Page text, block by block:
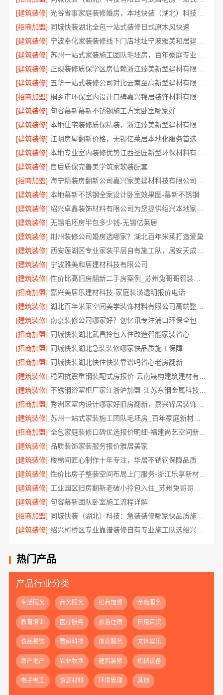
[建筑装修]
[招商加盟] 同城快装湖北全包一站式装修日式原木风快速
[建筑装修]
宁波奉化家装装修线下门店地址宁波雅美和居建材科技有限公司
[建筑装修]
[建筑装修]
[建筑装修]
[招商加盟]
[建筑装修] 句容慕新慕新不锈钢施工方案卧室哪家好
[建筑装修]
[建筑装修] 江阴房屋翻新价格，无锡亿莱居本地化服务首选
[建筑装修]
[建筑装修] 售后质保完善美学筑家软装配套
[招商加盟]
[建筑装修] 本地慕新不锈钢全案设计卧室效果图-慕新不锈钢
[建筑装修]
[建筑装修] 无锡毛坯房半包多少钱-无锡亿莱居
[建筑装修] 荆州装修公司婚房选哪家？湖北百年米莱打造爱巢
[建筑装修]
西安莲湖区专业家装平层自有施工队，居安天成精工细作
[建筑装修] 宁波雅美和居建材科技有限公司
[建筑装修]
性价比高旧房翻新二手房案例_苏州兔哥哥智装新材料有限公司
[招商加盟] 嘉兴美居乐建材科技-家庭装潢透明报价电话
[建筑装修]
湖北百年米莱空间美学装饰材料有限公司高端整家装修老房
[建筑装修] 南京装修公司哪家好？创亿讯专注浦口环保全包
[招商加盟] 同城快装湖北武昌拎包入住改造智能家装省心
[招商加盟] 同城快装湖北急装装修哪家快品质施工保障
[招商加盟] 同城快装湖北快住快装靠谱吗省心老房翻新
[建筑装修]
[建筑装修]
[招商加盟]
秀洲区室内设计哪家好旧房翻新，嘉兴锦居装饰材料有限公司
[建筑装修]
苏州一站式家装施工团队毛坯房_百年豪庭新材料全案
[招商加盟]
全包家庭装修口碑优选报价明细-福建尚艺空间新材料科技有限公司
[建筑装修] 品质装饰家装服务报价雅居美家
[建筑装修] 楼梯间匠心制作十年专注，华居不锈钢保障品质
[建筑装修]
性价比房子整装空间布局上门服务-浙江乐享新材料有限公司
[建筑装修]
工业园区旧房翻新老破小拎包入住_苏州兔哥哥智装新材料有限公司全包服务
[建筑装修] 句容慕新团队卧室施工流程详解
[招商加盟]
同城快装（湖北）科技：急装装修哪家快品质施工放心
[建筑装修]
绍兴柯桥区专业靠谱装修自有专业施工队选绍兴卓鑫装饰材料有限公司
热门产品
产品行业分类
生活服务 商务服务 招商加盟 金融服务
教育培训 医疗服务 旅游住宿 日用百货
食品餐饮 数码科技 信息服务 文体娱乐
房产地产 农林牧渔 建筑装修 机械设备
电子电工 资源材料 环境管理 其他